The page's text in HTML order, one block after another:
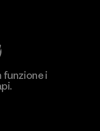
funzione i